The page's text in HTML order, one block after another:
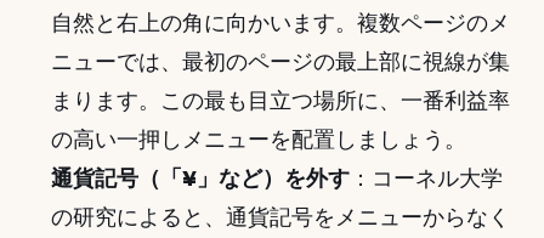
自然と右上の角に向かいます。複数ページのメ
ニューでは、最初のページの最上部に視線が集
まります。この最も目立つ場所に、一番利益率
の高い一押しメニューを配置しましょう。
通貨記号（「¥」など）を外す ：コーネル大学
の研究によると、通貨記号をメニューからなく